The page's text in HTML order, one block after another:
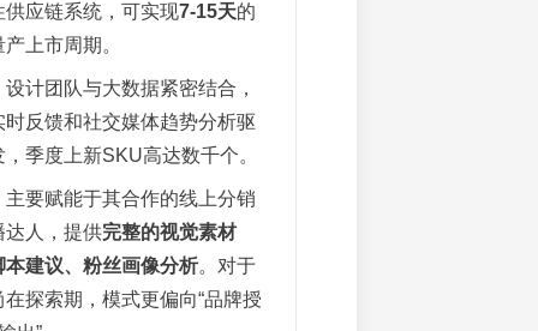
供应链系统，可实现7-15天的
上市周期。
设计团队与大数据紧密结合，
时反馈和社交媒体趋势分析驱
季度上新SKU高达数千个。
主要赋能于其合作的线上分销
达人，提供完整的视觉素材
本建议、粉丝画像分析。对于
探索期，模式更偏向“品牌授